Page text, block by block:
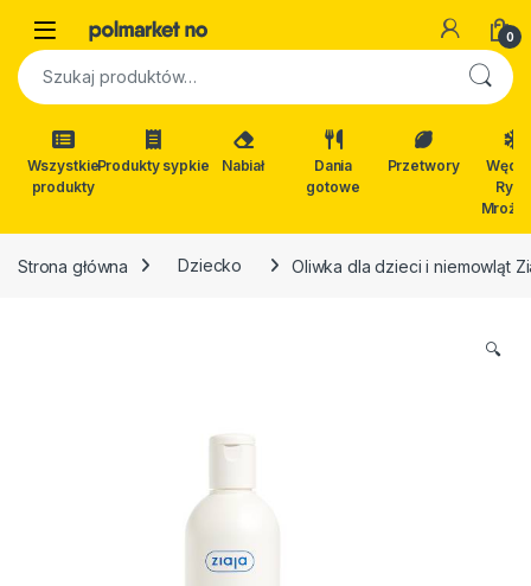
Open 0
Szukaj:
Wszystkie
produkty
Produkty sypkie Nabiał
Dania
gotowe
Przetwory
Ryby
Strona główna Dziecko Oliwka dla dzieci i niemowląt
🔍